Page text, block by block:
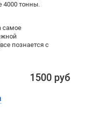
4000 тонны.
самое
познается с
1500 руб